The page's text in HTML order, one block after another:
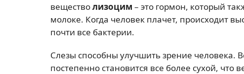
веществолизоцим – это гормон, который
молоке. Когда человек плачет, происходит
почти все бактерии.
Слезы способны улучшить зрение человека.
постепенно становится все более сухой,